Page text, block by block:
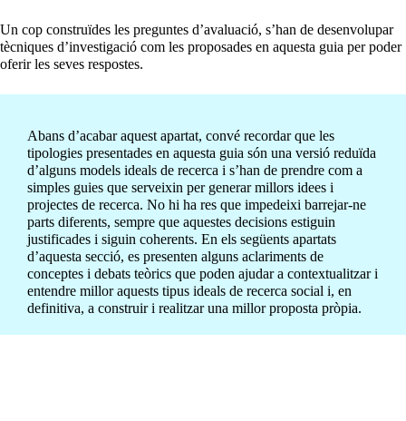
Un cop construïdes les preguntes d’avaluació, s’han de desenvolupar
tècniques d’investigació com les proposades en aquesta guia per poder
oferir les seves respostes.
Abans d’acabar aquest apartat, convé recordar que les
tipologies presentades en aquesta guia són una versió reduïda
d’alguns models ideals de recerca i s’han de prendre com a
simples guies que serveixin per generar millors idees i
projectes de recerca. No hi ha res que impedeixi barrejar-ne
parts diferents, sempre que aquestes decisions estiguin
justificades i siguin coherents. En els següents apartats
d’aquesta secció, es presenten alguns aclariments de
conceptes i debats teòrics que poden ajudar a contextualitzar i
entendre millor aquests tipus ideals de recerca social i, en
definitiva, a construir i realitzar una millor proposta pròpia.